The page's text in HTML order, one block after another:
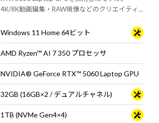
4K/8K動画編集・RAW現像などのクリエイティ
Windows 11 Home 64ビット
AMD Ryzen™ AI 7 350 プロセッサ
NVIDIA® GeForce RTX™ 5060 Laptop GPU
32GB (16GB×2 / デュアルチャネル)
1TB (NVMe Gen4×4)